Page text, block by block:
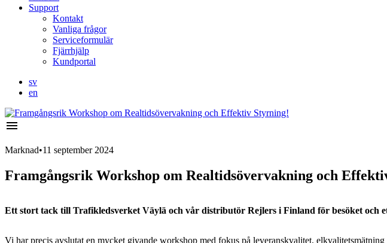
Support
Kontakt
Vanliga frågor
Serviceformulär
Fjärrhjälp
Kundportal
sv
en
menu
Marknad•11 september 2024
Framgångsrik Workshop om Realtidsövervakning och
Ett stort tack till Trafikledsverket Väylä och vår distributör Rejlers i Finland för besöket och
Vi har precis avslutat en mycket givande workshop med fokus på leveranskvalitet,